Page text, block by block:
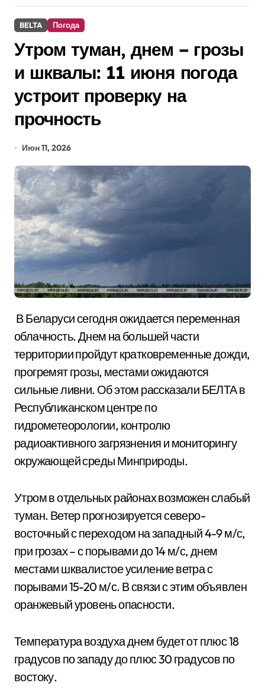
BELTA Погода
Утром туман, днем – грозы
и шквалы: 11 июня погода
устроит проверку на
прочность
Июн 11, 2026
В Беларуси сегодня ожидается переменная
облачность. Днем на большей части
территории пройдут кратковременные дожди,
прогремят грозы, местами ожидаются
сильные ливни. Об этом рассказали БЕЛТА в
Республиканском центре по
гидрометеорологии, контролю
радиоактивного загрязнения и мониторингу
окружающей среды Минприроды.
Утром в отдельных районах возможен слабый
туман. Ветер прогнозируется северо-
восточный с переходом на западный 4-9 м/с,
при грозах – с порывами до 14 м/с, днем
местами шквалистое усиление ветра с
порывами 15-20 м/с. В связи с этим объявлен
оранжевый уровень опасности.
Температура воздуха днем будет от плюс 18
градусов по западу до плюс 30 градусов по
востоку.